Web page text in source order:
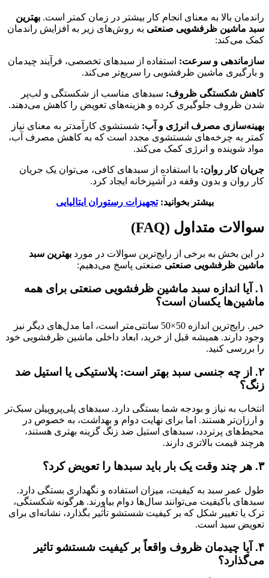
راندمان بالا به معنای انجام کار بیشتر در زمان کمتر است. بهترین
سبد ماشین ظرفشویی صنعتی به روش‌های زیر به افزایش راندمان
کمک می‌کند:
سازماندهی و سرعت: استفاده از سبدهای تخصصی، فرآیند چیدمان
و بارگیری ماشین ظرفشویی را سریع‌تر می‌کند.
کاهش شکستگی ظروف: سبدهای مناسب از شکستگی و لب‌پر
شدن ظروف جلوگیری کرده و هزینه‌های تعویض را کاهش می‌دهند.
بهینه‌سازی مصرف انرژی و آب: شستشوی کارآمدتر به معنای نیاز
کمتر به چرخه‌های شستشوی مجدد است که به کاهش مصرف آب،
مواد شوینده و انرژی کمک می‌کند.
جریان کار روان: با استفاده از سبدهای کافی، می‌توان یک جریان
کار روان و بدون وقفه در آشپزخانه ایجاد کرد.
بیشتر بخوانید:تجهیزات رستوران ایتالیایی
سوالات متداول (FAQ)
در این بخش به برخی از رایج‌ترین سوالات در مورد بهترین سبد
ماشین ظرفشویی صنعتی صنعتی پاسخ می‌دهیم:
۱. آیا اندازه سبد ماشین ظرفشویی صنعتی برای همه
ماشین‌ها یکسان است؟
خیر. رایج‌ترین اندازه 50×50 سانتی‌متر است، اما مدل‌های دیگر نیز
وجود دارند. همیشه قبل از خرید، ابعاد داخلی ماشین ظرفشویی خود
را بررسی کنید.
۲. از چه جنسی سبد بهتر است: پلاستیکی یا استیل ضد
زنگ؟
انتخاب به نیاز و بودجه شما بستگی دارد. سبدهای پلی‌پروپیلن سبک‌تر
و ارزان‌تر هستند. اما برای نهایت دوام و بهداشت، به خصوص در
محیط‌های پرتردد، سبدهای استیل ضد زنگ گزینه بهتری هستند،
هرچند قیمت بالاتری دارند.
۳. هر چند وقت یک بار باید سبدها را تعویض کرد؟
طول عمر سبد به کیفیت، میزان استفاده و نگهداری بستگی دارد.
سبدهای باکیفیت می‌توانند سال‌ها دوام بیاورند. هرگونه شکستگی،
ترک یا تغییر شکل که بر کیفیت شستشو تأثیر بگذارد، نشانه‌ای برای
تعویض سبد است.
۴. آیا چیدمان ظروف واقعاً بر کیفیت شستشو تاثیر
می‌گذارد؟